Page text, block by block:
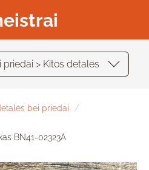
> Kitos detalės
bei priedai
BN41-02323A